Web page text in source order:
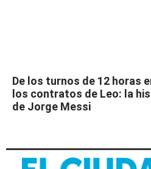
De los turnos de 12 horas
los contratos de Leo: la
de Jorge Messi